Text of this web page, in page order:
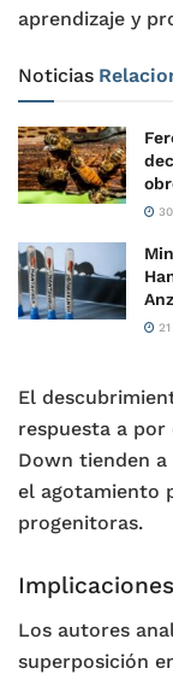
aprendizaje y
Noticias
El
respuesta a por
Down tienden
el agotamiento
progenitoras.
Implicaciones
Los autores
superposición